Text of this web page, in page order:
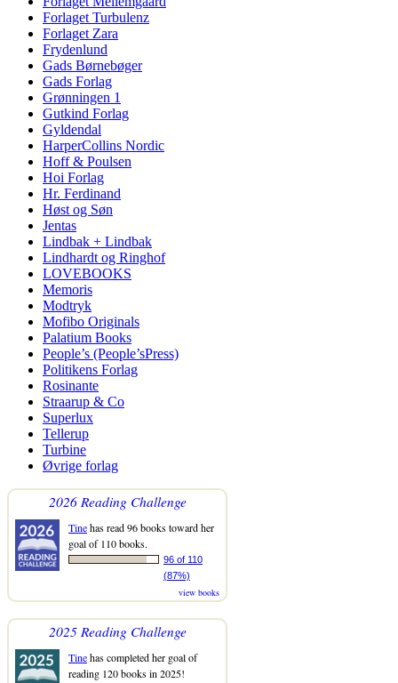
Forlaget Turbulenz
Forlaget Zara
Frydenlund
Gads Børnebøger
Gads Forlag
Grønningen 1
Gutkind Forlag
Gyldendal
HarperCollins Nordic
Hoff & Poulsen
Hoi Forlag
Hr. Ferdinand
Høst og Søn
Jentas
Lindbak + Lindbak
Lindhardt og Ringhof
LOVEBOOKS
Memoris
Modtryk
Mofibo Originals
Palatium Books
People’s (People’sPress)
Politikens Forlag
Rosinante
Straarup & Co
Superlux
Tellerup
Turbine
Øvrige forlag
2026 Reading Challenge
Tinehas read 96 books toward her
goal of 110 books.
96 of 110
(87%)
view books
2025 Reading Challenge
Tinehas completed her goal of
reading 120 books in 2025!